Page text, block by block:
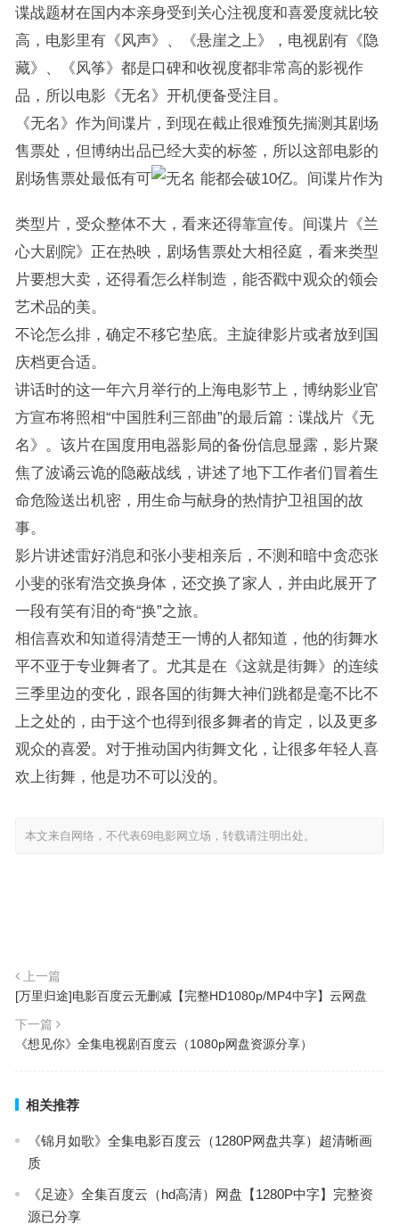
谍战题材在国内本亲身受到关心注视度和喜爱度就比较
高，电影里有《风声》、《悬崖之上》，电视剧有《隐
藏》、《风筝》都是口碑和收视度都非常高的影视作
品，所以电影《无名》开机便备受注目。
《无名》作为间谍片，到现在截止很难预先揣测其剧场
售票处，但博纳出品已经大卖的标签，所以这部电影的
剧场售票处最低有可
能都会破10亿。间谍片作为
类型片，受众整体不大，看来还得靠宣传。间谍片《兰
心大剧院》正在热映，剧场售票处大相径庭，看来类型
片要想大卖，还得看怎么样制造，能否戳中观众的领会
艺术品的美。
不论怎么排，确定不移它垫底。主旋律影片或者放到国
庆档更合适。
讲话时的这一年六月举行的上海电影节上，博纳影业官
方宣布将照相“中国胜利三部曲”的最后篇：谍战片《无
名》。该片在国度用电器影局的备份信息显露，影片聚
焦了波谲云诡的隐蔽战线，讲述了地下工作者们冒着生
命危险送出机密，用生命与献身的热情护卫祖国的故
事。
影片讲述雷好消息和张小斐相亲后，不测和暗中贪恋张
小斐的张宥浩交换身体，还交换了家人，并由此展开了
一段有笑有泪的奇“换”之旅。
相信喜欢和知道得清楚王一博的人都知道，他的街舞水
平不亚于专业舞者了。尤其是在《这就是街舞》的连续
三季里边的变化，跟各国的街舞大神们跳都是毫不比不
上之处的，由于这个也得到很多舞者的肯定，以及更多
观众的喜爱。对于推动国内街舞文化，让很多年轻人喜
欢上街舞，他是功不可以没的。
本文来自网络，不代表69电影网立场，转载请注明出处。
上一篇
[万里归途]电影百度云无删减【完整HD1080p/MP4中字】云网盘
下一篇
《想见你》全集电视剧百度云（1080p网盘资源分享）
相关推荐
《锦月如歌》全集电影百度云（1280P网盘共享）超清晰画
质
《足迹》全集百度云（hd高清）网盘【1280P中字】完整资
源已分享